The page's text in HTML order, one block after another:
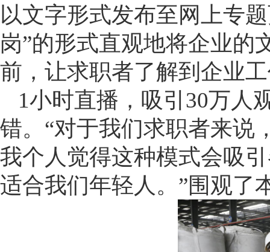
以文字形式发布至网上专
岗”的形式直观地将企业的
前，让求职者了解到企业
1小时直播，吸引30万人
错。“对于我们求职者来说
我个人觉得这种模式会吸
适合我们年轻人。”围观了